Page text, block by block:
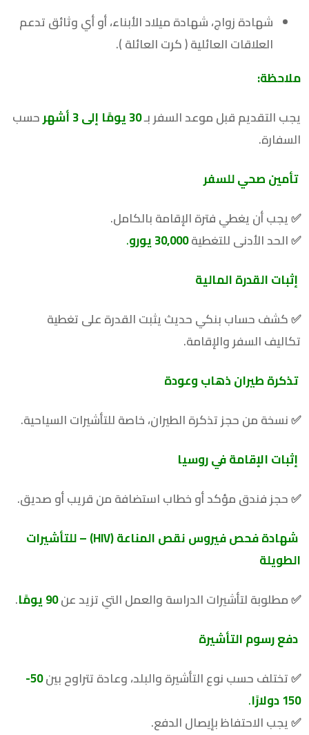
شهادة زواج، شهادة ميلاد الأبناء، أو أي وثائق تدعم
العلاقات العائلية ( كرت العائلة ).
ملاحظة:
يجب التقديم قبل موعد السفر بـ30يومًا إلى 3 أشهر
حسب
السفارة.
تأمين صحي للسفر
✅ يجب أن يغطي فترة الإقامة بالكامل.
✅ الحد الأدنى للتغطية30,000يورو.
إثبات القدرة المالية
✅ كشف حساب بنكي حديث يثبت القدرة على تغطية
تكاليف السفر والإقامة.
تذكرة طيران ذهاب وعودة
✅ نسخة من حجز تذكرة الطيران، خاصة للتأشيرات السياحية.
إثبات الإقامة في روسيا
✅ حجز فندق مؤكد أو خطاب استضافة من قريب أو صديق.
شهادة فحص فيروس نقص المناعة(HIV) –
للتأشيرات
الطويلة
✅ مطلوبة لتأشيرات الدراسة والعمل التي تزيد عن90يومًا.
دفع رسوم التأشيرة
✅ تختلف حسب نوع التأشيرة والبلد، وعادة تتراوح بين 50-
150دولارًا.
✅ يجب الاحتفاظ بإيصال الدفع.